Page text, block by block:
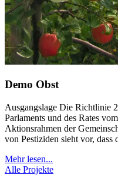
Demo Obst
Ausgangslage Die Richtlinie
Parlaments und des Rates
Aktionsrahmen der
von Pestiziden sieht vor,
Mehr lesen...
Alle Projekte